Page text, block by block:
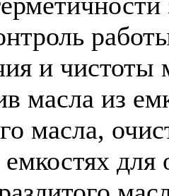
и чистоты
масла из
масла,
для